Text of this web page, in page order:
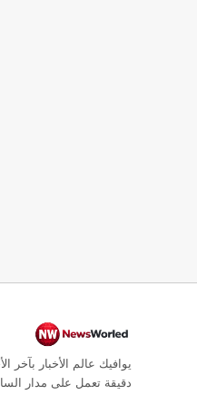
يوافيك عالم الأخبار بآخر
دقيقة تعمل على مدار